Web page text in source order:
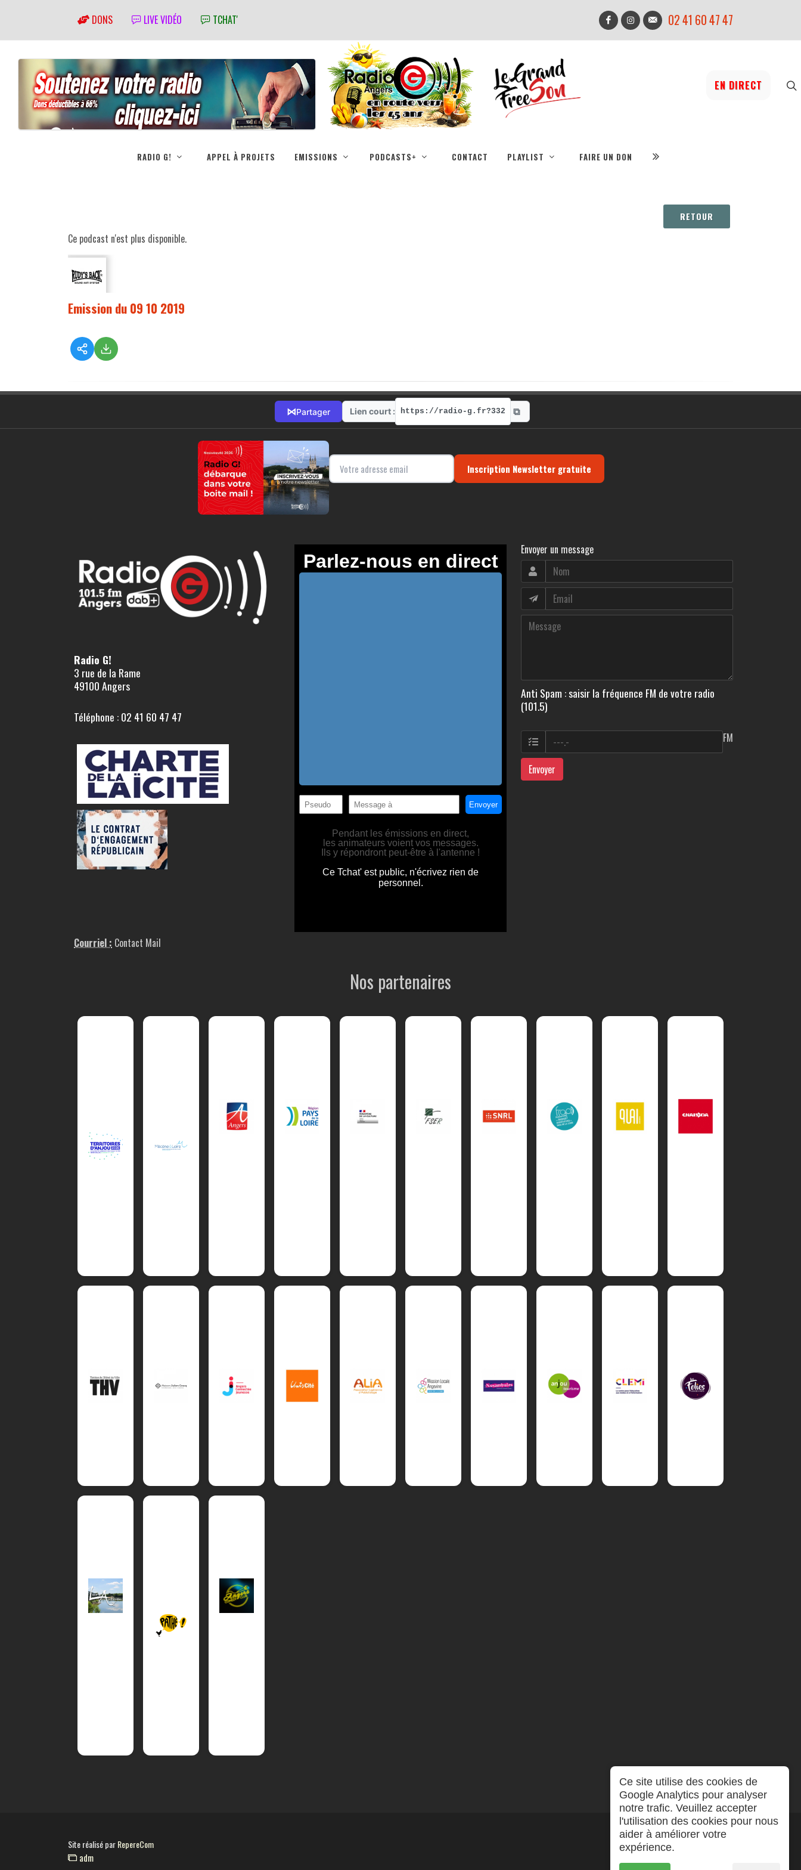
DONS LIVE VIDÉO TCHAT' 02 41 60 47 47
EN DIRECT
RADIO G! APPEL À PROJETS EMISSIONS PODCASTS+ CONTACT PLAYLIST FAIRE UN DON
RETOUR
Ce podcast n'est plus disponible.
Emission du 09 10 2019
⋈Partager Lien court : https://radio-g.fr?332 ⧉
Inscription Newsletter gratuite
Radio G!
3 rue de la Rame
49100 Angers
Téléphone : 02 41 60 47 47
Courriel : Contact Mail
Envoyer un message
Anti Spam : saisir la fréquence FM de votre radio
(101.5)
FM
Envoyer
Nos partenaires
Site réalisé parRepereCom
adm
Ce site utilise des cookies de
Google Analytics pour analyser
notre trafic. Veuillez accepter
l'utilisation des cookies pour nous
aider à améliorer votre
expérience.